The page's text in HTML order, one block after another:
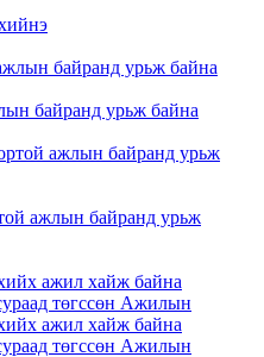
байранд урьж байна
ажлын байранд урьж
ажил хайж байна
төгссөн Ажилын
ажил хайж байна
төгссөн Ажилын